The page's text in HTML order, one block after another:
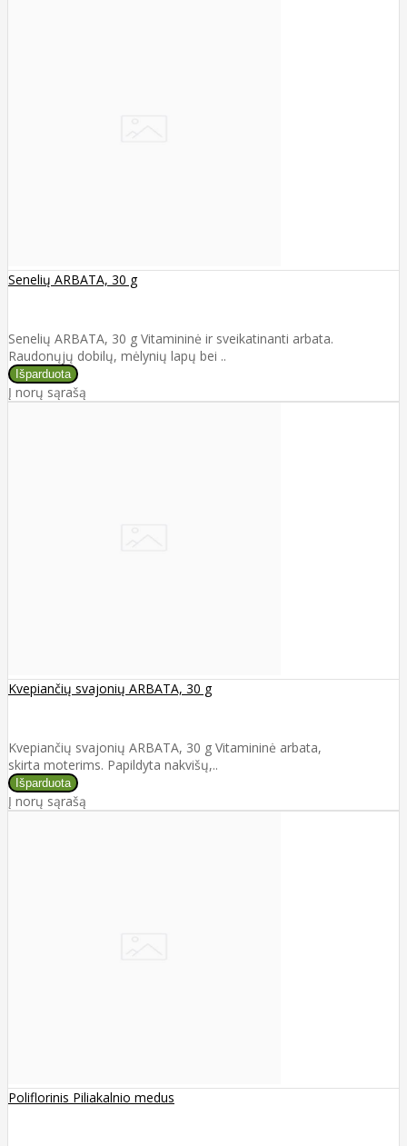
Senelių ARBATA, 30 g
Senelių ARBATA, 30 g Vitamininė ir sveikatinanti arbata.
Raudonųjų dobilų, mėlynių lapų bei ..
Į norų sąrašą
Kvepiančių svajonių ARBATA, 30 g
Kvepiančių svajonių ARBATA, 30 g Vitamininė arbata,
skirta moterims. Papildyta nakvišų,..
Į norų sąrašą
Poliflorinis Piliakalnio medus